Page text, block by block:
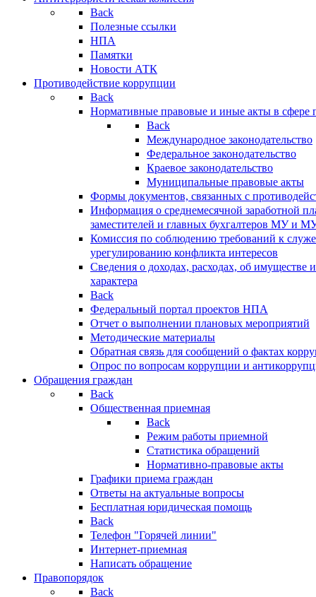
Back
Полезные ссылки
НПА
Памятки
Новости АТК
Противодействие коррупции
Back
Нормативные правовые и иные акты в сфере
Back
Международное законодательство
Федеральное законодательство
Краевое законодательство
Муниципальные правовые акты
Формы документов, связанных с
Информация о среднемесячной заработной
заместителей и главных бухгалтеров МУ и
Комиссия по соблюдению требований к
урегулированию конфликта интересов
Сведения о доходах, расходах, об имуществе
характера
Back
Федеральный портал проектов НПА
Отчет о выполнении плановых мероприятий
Методические материалы
Обратная связь для сообщений о фактах
Опрос по вопросам коррупции и
Обращения граждан
Back
Общественная приемная
Back
Режим работы приемной
Статистика обращений
Нормативно-правовые акты
Графики приема граждан
Ответы на актуальные вопросы
Бесплатная юридическая помощь
Back
Телефон "Горячей линии"
Интернет-приемная
Написать обращение
Правопорядок
Back